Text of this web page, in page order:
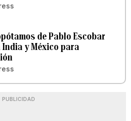
de Pablo Escobar
y México para
PUBLICIDAD